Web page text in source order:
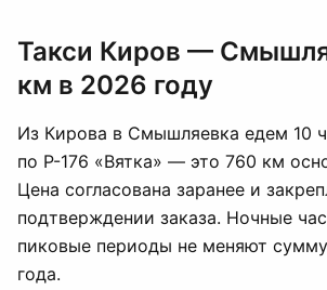
Такси Киров —
км в 2026 году
Из Кирова в Смышляевка едем 10
по Р-176 «Вятка» — это 760 км
Цена согласована заранее и
подтверждении заказа. Ночные
пиковые периоды не меняют
года.